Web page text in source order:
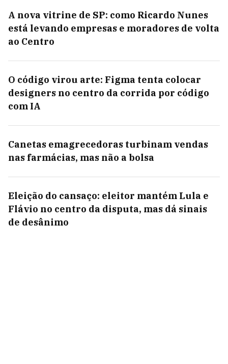
A nova vitrine de SP: como Ricardo Nunes
está levando empresas e moradores de volta
ao Centro
O código virou arte: Figma tenta colocar
designers no centro da corrida por código
com IA
Canetas emagrecedoras turbinam vendas
nas farmácias, mas não a bolsa
Eleição do cansaço: eleitor mantém Lula e
Flávio no centro da disputa, mas dá sinais
de desânimo